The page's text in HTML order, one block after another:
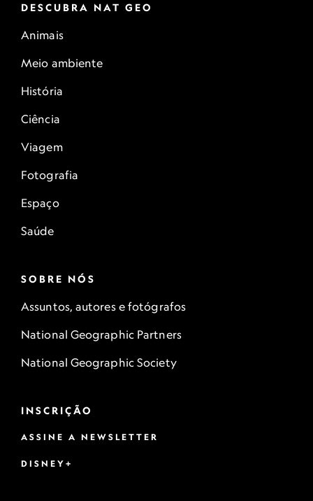
DESCUBRA NAT GEO
Animais
Meio ambiente
História
Ciência
Viagem
Fotografia
Espaço
Saúde
SOBRE NÓS
Assuntos, autores e fotógrafos
National Geographic Partners
National Geographic Society
INSCRIÇÃO
ASSINE A NEWSLETTER
DISNEY+